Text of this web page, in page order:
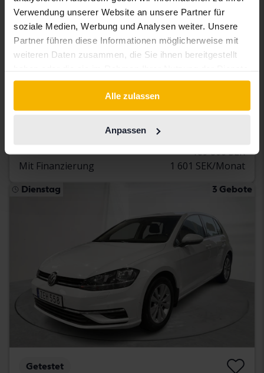
Verwendung unserer Website an unsere Partner für
soziale Medien, Werbung und Analysen weiter. Unsere
Partner führen diese Informationen möglicherweise mit
weiteren Daten zusammen, die Sie ihnen bereitgestellt
gesammelt haben.
Alle zulassen
Anpassen
Getestet
61 510 Kilometer
Benzin
189 800 SEK
Mit Finanzierung
1 601 SEK/Monat
Dienstag 3 Gebote
Getestet